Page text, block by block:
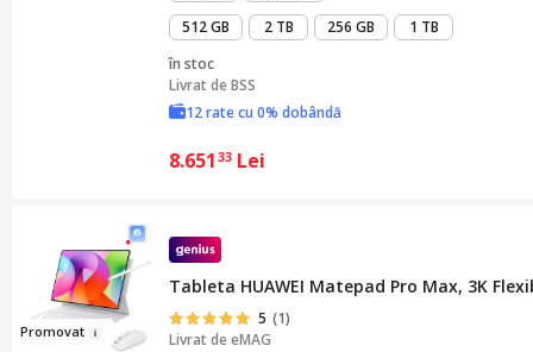
512 GB
2 TB 256 GB
1 TB
în stoc
Livrat deBSS
12 rate cu 0% dobândă
8.651 33 Lei
Promovat
Tableta HUAWEI Matepad Pro Max, 3K
5 (1)
Livrat deeMAG